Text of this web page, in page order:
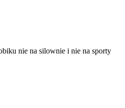
nie na silownie i nie na sporty